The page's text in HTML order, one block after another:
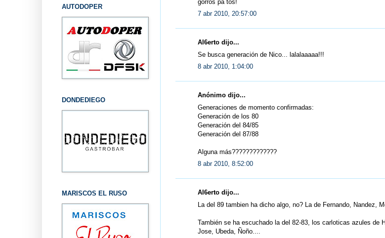
gorros pa tos!
7 abr 2010, 20:57:00
Al6erto dijo...
Se busca generación de Nico... lalalaaaaa!!!
8 abr 2010, 1:04:00
Anónimo dijo...
Generaciones de momento confirmadas:
Generación de los 80
Generación del 84/85
Generación del 87/88
Alguna más?????????????
8 abr 2010, 8:52:00
Al6erto dijo...
La del 89 tambien ha dicho algo, no? La de Fernando, Nandez,
También se ha escuchado la del 82-83, los carloticas azules de
Jose, Ubeda, Ñoño....
AUTODOPER
DONDEDIEGO
MARISCOS EL RUSO